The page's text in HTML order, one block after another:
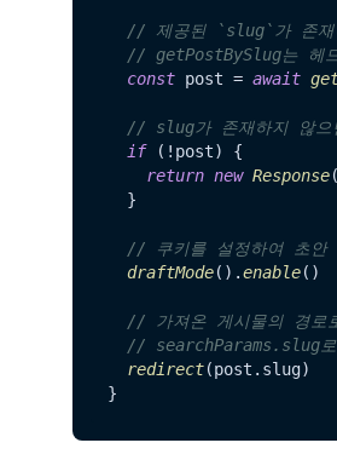
// 제공된 `slug`가 존재
// getPostBySlug는 헤드
const post = await
// slug가 존재하지 않으
if (!post) {
return new Response(
  }
// 쿠키를 설정하여 초안
draftMode().enable()
// 가져온 게시물의 경로
// searchParams.slug로
redirect(post. slug)